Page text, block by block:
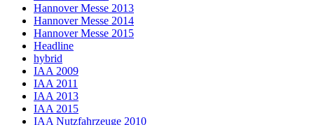
Hannover Messe 2013
Hannover Messe 2014
Hannover Messe 2015
Headline
hybrid
IAA 2009
IAA 2011
IAA 2013
IAA 2015
IAA Nutzfahrzeuge 2010